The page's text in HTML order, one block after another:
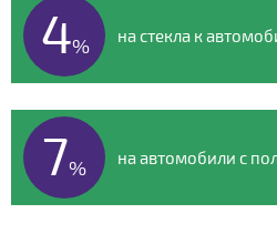
4% на стекла к
7% на автомобили с